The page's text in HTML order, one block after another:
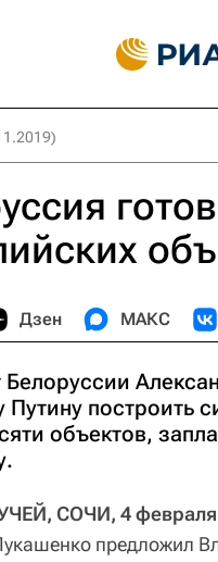
Дзен МАКС
Белоруссии
Путину построить
объектов,
СОЧИ, 4
предложил